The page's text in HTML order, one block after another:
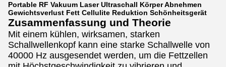
Portable RF Vakuum Laser Ultraschall Körper Abnehmen
Gewichtsverlust Fett Cellulite Reduktion Schönheitsgerät
Zusammenfassung und Theorie
Mit einem kühlen, wirksamen, starken
Schallwellenkopf kann eine starke Schallwelle von
40000 Hz ausgesendet werden, um die Fettzellen